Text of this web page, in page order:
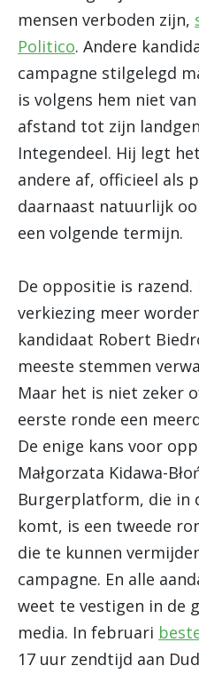
mensen verboden zijn,
Politico. Andere
campagne stilgelegd
is volgens hem niet
afstand tot zijn
Integendeel. Hij legt
andere af, officieel als
daarnaast natuurlijk
een volgende termijn.
De oppositie is
verkiezing meer
kandidaat Robert
meeste stemmen
Maar het is niet zeker
eerste ronde een
De enige kans voor
Małgorzata Kidawa-
Burgerplatform, die in
komt, is een tweede
die te kunnen
campagne. En alle
weet te vestigen in de
media. In februari
17 uur zendtijd aan